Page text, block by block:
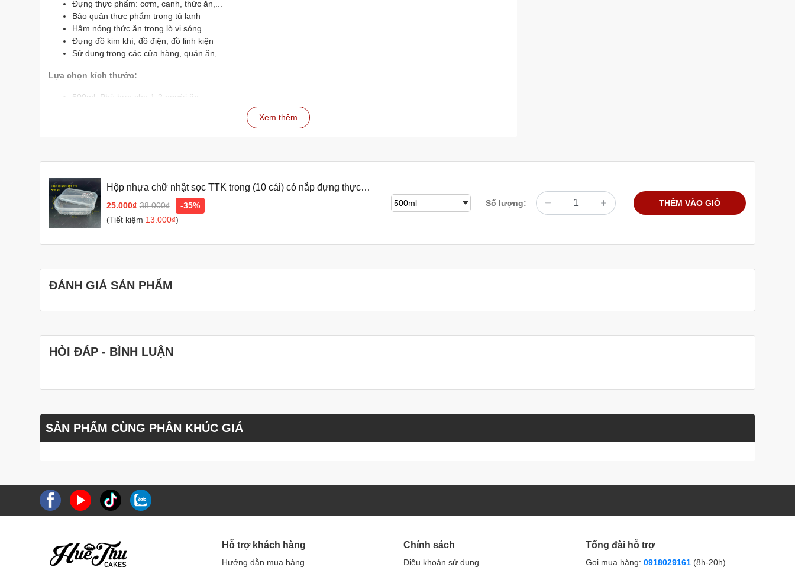
Đựng thực phẩm: cơm, canh, thức ăn,...
Bảo quản thực phẩm trong tủ lạnh
Hâm nóng thức ăn trong lò vi sóng
Đựng đồ kim khí, đồ điện, đồ linh kiện
Sử dụng trong các cửa hàng, quán ăn,...
Lựa chọn kích thước:
500ml: Phù hợp cho 1-2 người ăn
Lưu ý:
Khi sử dụng trong lò vi sóng, nên mở nắp hộp
Không sử dụng hộp nhựa để đựng thực phẩm có axit cao như chanh, dấm,...
Tránh va đập mạnh
Xem thêm
Hộp nhựa chữ nhật sọc TTK trong (10 cái) có nắp đựng thực
phẩm, rau câu
25.000₫ 38.000₫
-35%
(Tiết kiệm 13.000₫)
Số lượng: THÊM VÀO GIỎ
ĐÁNH GIÁ SẢN PHẨM
HỎI ĐÁP - BÌNH LUẬN
SẢN PHẨM CÙNG PHÂN KHÚC GIÁ
Hỗ trợ khách hàng
Hướng dẫn mua hàng
Chính sách
Điều khoản sử dụng
Tổng đài hỗ trợ
Gọi mua hàng: 0918029161 (8h-20h)